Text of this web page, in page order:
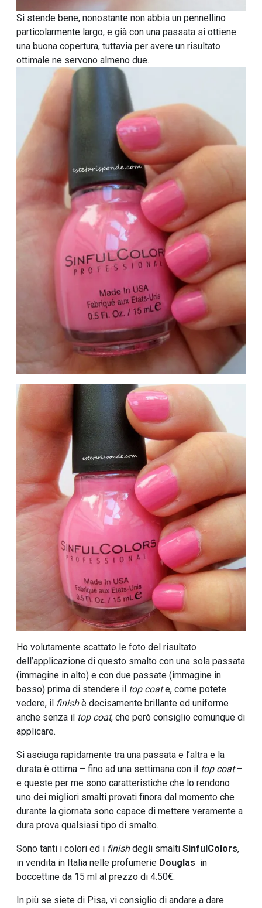
Si stende bene, nonostante non abbia un pennellino
particolarmente largo, e già con una passata si ottiene
una buona copertura, tuttavia per avere un risultato
ottimale ne servono almeno due.
Ho volutamente scattato le foto del risultato
dell’applicazione di questo smalto con una sola passata
(immagine in alto) e con due passate (immagine in
basso) prima di stendere il top coate, come potete
vedere, il finishè decisamente brillante ed uniforme
anche senza il top coat, che però consiglio comunque di
applicare.
Si asciuga rapidamente tra una passata e l’altra e la
durata è ottima – fino ad una settimana con il top coat–
e queste per me sono caratteristiche che lo rendono
uno dei migliori smalti provati finora dal momento che
durante la giornata sono capace di mettere veramente a
dura prova qualsiasi tipo di smalto.
Sono tanti i colori ed i finishdegli smalti SinfulColors,
in vendita in Italia nelle profumerie Douglas in
boccettine da 15 ml al prezzo di 4.50€.
In più se siete di Pisa, vi consiglio di andare a dare